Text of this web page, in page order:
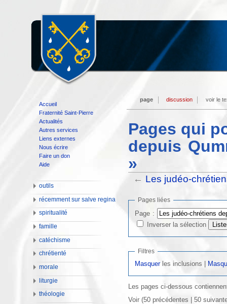
Pages qui
depuis
»
← Les judéo-
Pages liées
Page :
Inverser la sélection
Filtres
Masquerles inclusions |
Les pages ci-dessous
Voir (50 précédentes | 50
page discussion voir le
Accueil
Fraternité Saint-Pierre
Actualités
Autres services
Liens externes
Nous écrire
Faire un don
Aide
outils
récemment sur salve regina
spiritualité
famille
catéchisme
chrétienté
morale
liturgie
théologie